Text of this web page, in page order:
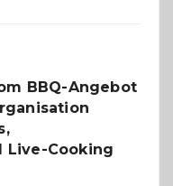
Gelegenheit,
neue
zu
BBQ-Angebot
Live-Cooking